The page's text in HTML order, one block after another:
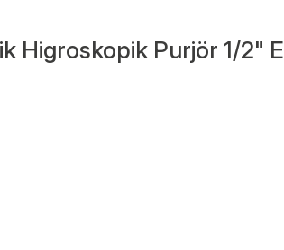
Higroskopik Purjör 1/2" E